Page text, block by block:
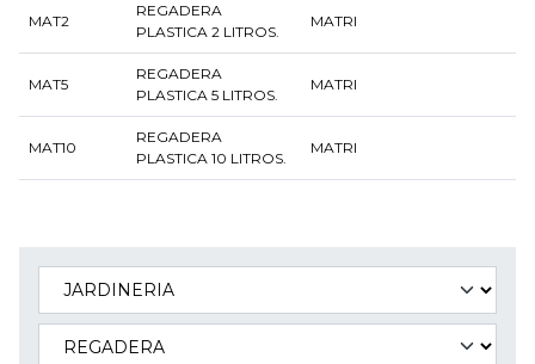
MAT2
REGADERA
PLASTICA 2 LITROS.
MATRI
MAT5
REGADERA
PLASTICA 5 LITROS.
MATRI
MAT10
REGADERA
PLASTICA 10 LITROS.
MATRI